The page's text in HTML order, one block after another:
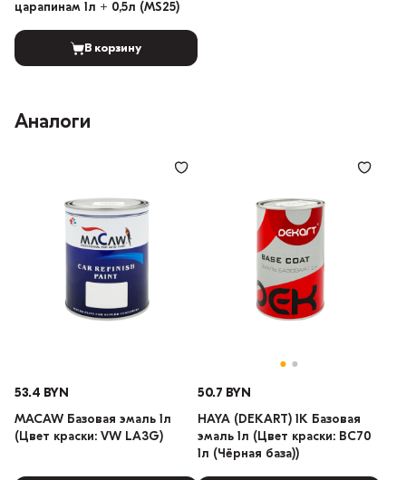
царапинам 1л + 0,5л (MS25)
В корзину
Аналоги
53.4 BYN
MACAW Базовая эмаль 1л
(Цвет краски: VW LA3G)
50.7 BYN
HAYA (DEKART) 1К Базовая
эмаль 1л (Цвет краски: BC70
1л (Чёрная база))